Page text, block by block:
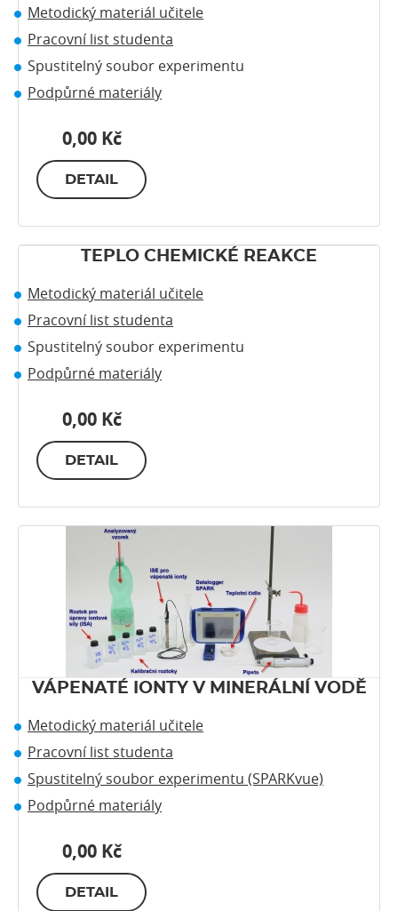
Metodický materiál učitele
Pracovní list studenta
Spustitelný soubor experimentu
Podpůrné materiály
0,00 Kč
DETAIL
TEPLO CHEMICKÉ REAKCE
Metodický materiál učitele
Pracovní list studenta
Spustitelný soubor experimentu
Podpůrné materiály
0,00 Kč
DETAIL
VÁPENATÉ IONTY V MINERÁLNÍ VODĚ
Metodický materiál učitele
Pracovní list studenta
Spustitelný soubor experimentu (SPARKvue)
Podpůrné materiály
0,00 Kč
DETAIL